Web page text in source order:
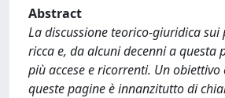
Abstract
La discussione teorico-giuridica
ricca e, da alcuni decenni a questa
più accese e ricorrenti. Un
queste pagine è innanzitutto di